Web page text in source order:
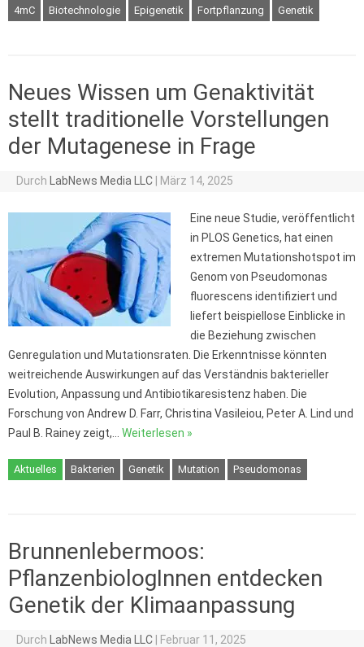
4mC
Biotechnologie Epigenetik Fortpflanzung Genetik
Neues Wissen um Genaktivität
stellt traditionelle Vorstellungen
der Mutagenese in Frage
Durch LabNews Media LLC März 14, 2025
Eine neue Studie, veröffentlicht
in PLOS Genetics, hat einen
extremen Mutationshotspot im
Genom von Pseudomonas
fluorescens identifiziert und
liefert beispiellose Einblicke in
die Beziehung zwischen
Genregulation und Mutationsraten. Die Erkenntnisse könnten
weitreichende Auswirkungen auf das Verständnis bakterieller
Evolution, Anpassung und Antibiotikaresistenz haben. Die
Forschung von Andrew D. Farr, Christina Vasileiou, Peter A. Lind und
Paul B. Rainey zeigt,… Weiterlesen »
Aktuelles Bakterien Genetik Mutation Pseudomonas
Brunnenlebermoos:
PflanzenbiologInnen entdecken
Genetik der Klimaanpassung
Durch LabNews Media LLC Februar 11, 2025